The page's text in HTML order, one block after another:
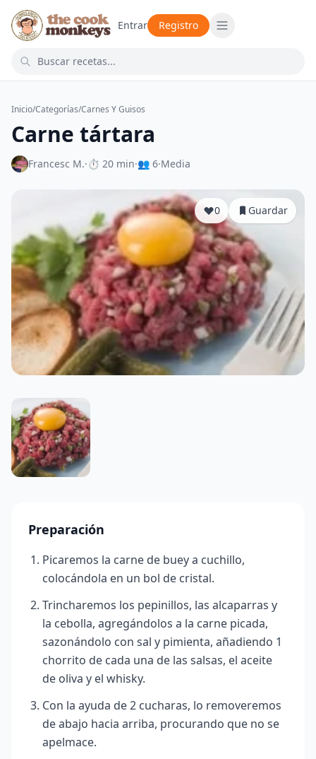
Entrar Registro
Inicio/Categorías/Carnes Y Guisos
Carne tártara
Francesc M.·⏱ 20 min·👥 6·Media
0 Guardar
Preparación
Picaremos la carne de buey a cuchillo,
colocándola en un bol de cristal.
Trincharemos los pepinillos, las alcaparras y
la cebolla, agregándolos a la carne picada,
sazonándolo con sal y pimienta, añadiendo 1
chorrito de cada una de las salsas, el aceite
de oliva y el whisky.
Con la ayuda de 2 cucharas, lo removeremos
de abajo hacia arriba, procurando que no se
apelmace.